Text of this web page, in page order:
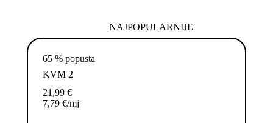
NAJPOPULARNIJE
65 % popusta
KVM 2
21,99 €
7,79 €/mj